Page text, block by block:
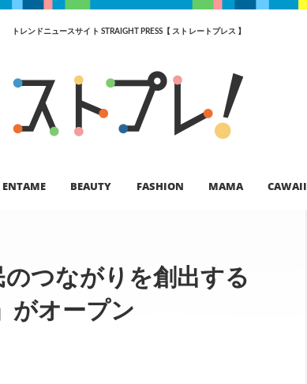
トレンドニュースサイト STRAIGHT PRESS【 ストレートプレス 】
ENTAME BEAUTY FASHION MAMA CAWAII
のつながりを創出する
がオープン